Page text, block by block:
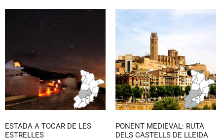
ESTADA A TOCAR DE LES
ESTRELLES
PONENT MEDIEVAL: RUTA
DELS CASTELLS DE LLEIDA